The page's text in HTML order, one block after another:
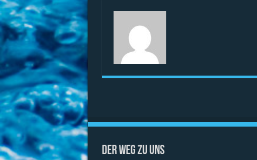
Der Weg zu uns